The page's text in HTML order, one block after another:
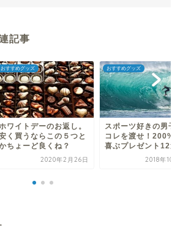
記事
おすすめグッズ
ワイトデーのお返し。
く買うならこの５つと
ちょーど良くね？
2020年2月26日
おすすめグッズ
スポーツ好きの男子
コレを渡せ！200%
喜ぶプレゼント12選
2018年10